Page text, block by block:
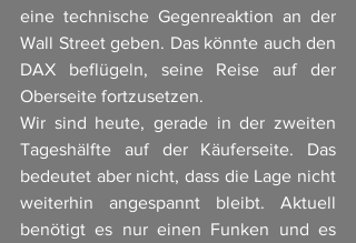
eine technische Gegenreaktion an der
Wall Street geben. Das könnte auch den
DAX beflügeln, seine Reise auf der
Oberseite fortzusetzen.
Wir sind heute, gerade in der zweiten
Tageshälfte auf der Käuferseite. Das
bedeutet aber nicht, dass die Lage nicht
weiterhin angespannt bleibt. Aktuell
benötigt es nur einen Funken und es